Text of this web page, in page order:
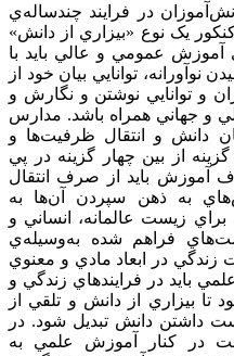
در فرايند چندساله‌ي
يک نوع «بيزاري از دانش»
آموزش عمومي و عالي بايد با
نوآورانه، توانايي بيان خود از
و توانايي نوشتن و نگارش و
و جهاني همراه باشد. مدارس
دانش و انتقال ظرفيت‌ها و
از بين چهار گزينه در پي
آموزش بايد از صرف انتقال
به ذهن سپردن آن‌ها به
زيست عالمانه، انساني و
فراهم شده به‌وسيله‌ي
زندگي در ابعاد مادي و معنوي
بايد در فرايندهاي زندگي و
تا بيزاري از دانش و تلقي از
داشتن دانش تبديل شود. در
در کنار آموزش علمي به